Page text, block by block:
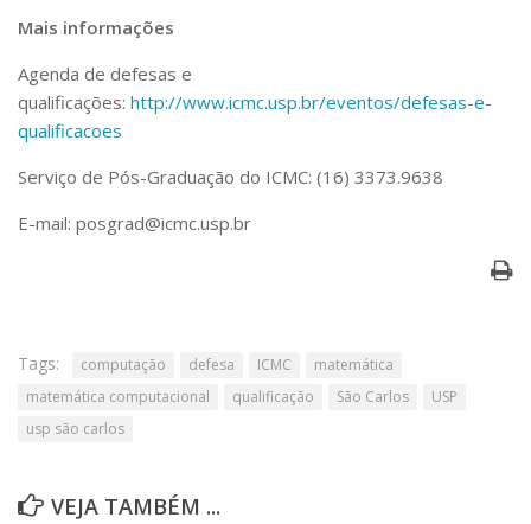
Mais informações
Agenda de defesas e
qualificações: http://www.icmc.usp.br/eventos/defesas-e-
qualificacoes
Serviço de Pós-Graduação do ICMC: (16) 3373.9638
E-mail: posgrad@icmc.usp.br
Tags: computação defesa ICMC
matemática
matemática computacional
qualificação São Carlos
USP
usp são carlos
VEJA TAMBÉM ...